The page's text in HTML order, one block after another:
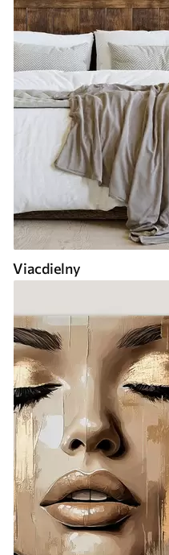
Viacdielny